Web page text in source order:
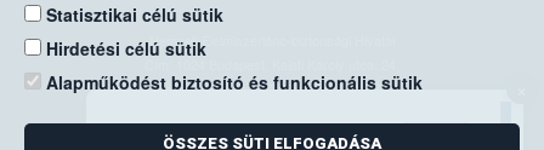
Statisztikai célú sütik
Hirdetési célú sütik
Alapműködést biztosító és funkcionális sütik
ÖSSZES SÜTI ELFOGADÁSA
Nemzeti Élelmiszerlánc-biztonsági Hivatal
Levelezési cím: 1525 Budapest. Pf. 30.